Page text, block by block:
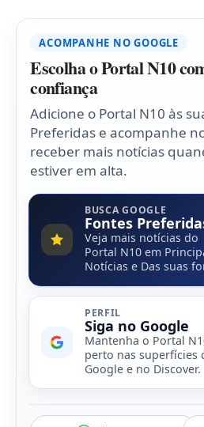
ACOMPANHE NO GOOGLE
Escolha o Portal N10
confiança
Adicione o Portal N10 às
Preferidas e acompanhe
receber mais notícias
estiver em alta.
BUSCA GOOGLE
Fontes
Veja mais notícias do
Portal N10 em
Notícias e Das suas
PERFIL
Siga no Google
Mantenha o Portal
perto nas superfícies
Google e no Discover.